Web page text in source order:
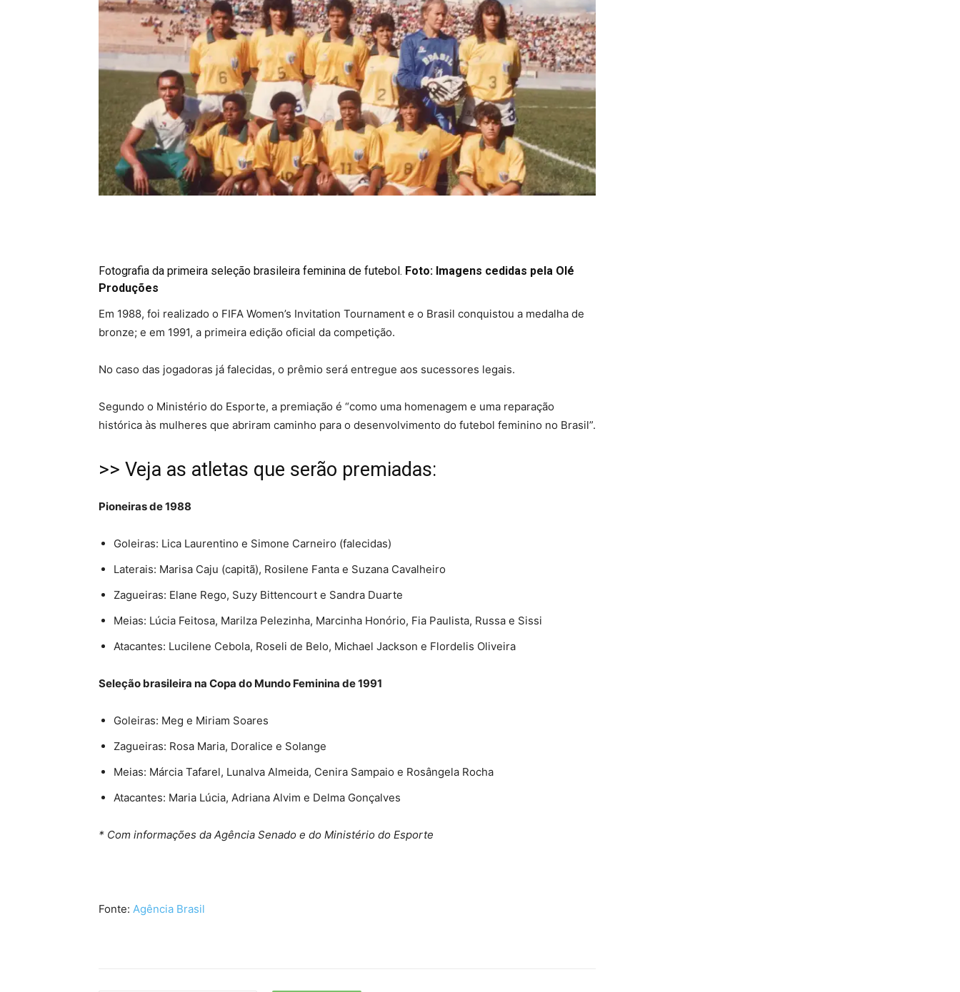
Fotografia da primeira seleção brasileira feminina de futebol. Foto: Imagens cedidas pela Olé
Produções
Em 1988, foi realizado o FIFA Women’s Invitation Tournament e o Brasil conquistou a medalha de
bronze; e em 1991, a primeira edição oficial da competição.
No caso das jogadoras já falecidas, o prêmio será entregue aos sucessores legais.
Segundo o Ministério do Esporte, a premiação é “como uma homenagem e uma reparação
histórica às mulheres que abriram caminho para o desenvolvimento do futebol feminino no Brasil”.
>> Veja as atletas que serão premiadas:
Pioneiras de 1988
Goleiras: Lica Laurentino e Simone Carneiro (falecidas)
Laterais: Marisa Caju (capitã), Rosilene Fanta e Suzana Cavalheiro
Zagueiras: Elane Rego, Suzy Bittencourt e Sandra Duarte
Meias: Lúcia Feitosa, Marilza Pelezinha, Marcinha Honório, Fia Paulista, Russa e Sissi
Atacantes: Lucilene Cebola, Roseli de Belo, Michael Jackson e Flordelis Oliveira
Seleção brasileira na Copa do Mundo Feminina de 1991
Goleiras: Meg e Miriam Soares
Zagueiras: Rosa Maria, Doralice e Solange
Meias: Márcia Tafarel, Lunalva Almeida, Cenira Sampaio e Rosângela Rocha
Atacantes: Maria Lúcia, Adriana Alvim e Delma Gonçalves
* Com informações da Agência Senado e do Ministério do Esporte
Fonte: Agência Brasil